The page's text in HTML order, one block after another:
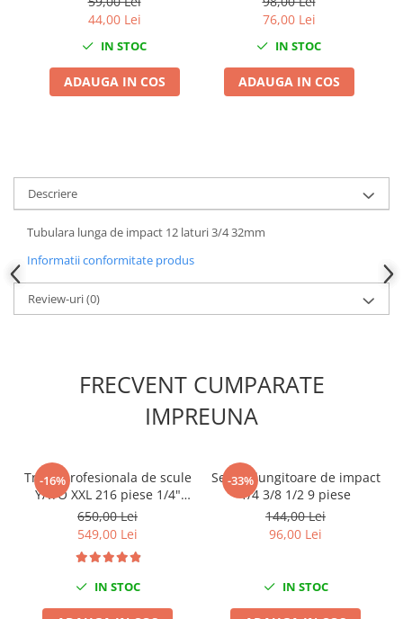
Chei de Forta
Chei Dinamometrice
Ciocane Dalti si Dornuri
Gresoare
Aparate de spalat cu presiune
Aspiratoare industriale
Lampi si Lanterne
Masini de insurubat si gaurit
Masini de polishat
Pistoale aer cald
Polizoare unghiulare
Alfa romeo
Audi
Dacia
44,00 Lei
IN STOC
ADAUGA IN COS
76,00 Lei
IN STOC
ADAUGA IN COS
Descriere
Tubulara lunga de impact 12 laturi 3/4 32mm
Informatii conformitate produs
Review-uri(0)
FRECVENT CUMPARATE
IMPREUNA
-16%
Trusa profesionala de scule
YATO XXL 216 piese 1/4"
3/8" 1/2"
650,00 Lei
549,00 Lei
IN STOC
-33%
Set prelungitoare de impact
1/4 3/8 1/2 9 piese
144,00 Lei
96,00 Lei
IN STOC